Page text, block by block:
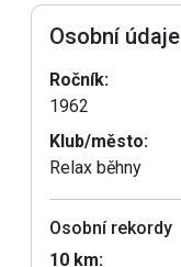
Osobní údaje
Ročník:
1962
Klub/město:
Relax běhny
Osobní rekordy
10 km: